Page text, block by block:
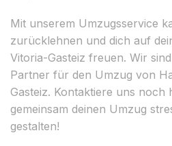
Mit unserem Umzugsservice
zurücklehnen und dich auf
Vitoria-Gasteiz freuen. Wir
Partner für den Umzug von
Gasteiz. Kontaktiere uns noch
gemeinsam deinen Umzug
gestalten!